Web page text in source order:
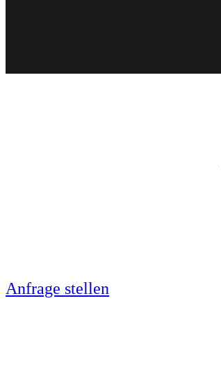
Anfrage stellen